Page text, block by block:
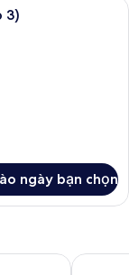
3)
ngày bạn chọn
Dorint